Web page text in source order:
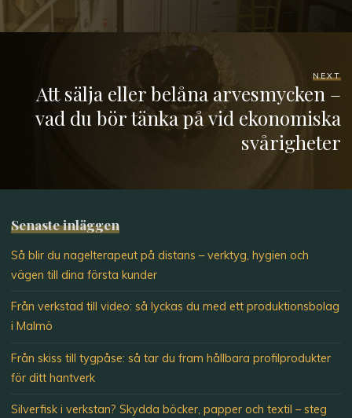
NEXT
Att sälja eller belåna arvesmycken –
vad du bör tänka på vid ekonomiska
svårigheter
Senaste inläggen
Så blir du nagelterapeut på distans – verktyg, hygien och
vägen till dina första kunder
Från verkstad till video: så lyckas du med ett produktionsbolag
i Malmö
Från skiss till tygpåse: så tar du fram hållbara profilprodukter
för ditt hantverk
Silverfisk i verkstan? Skydda böcker, papper och textil – steg